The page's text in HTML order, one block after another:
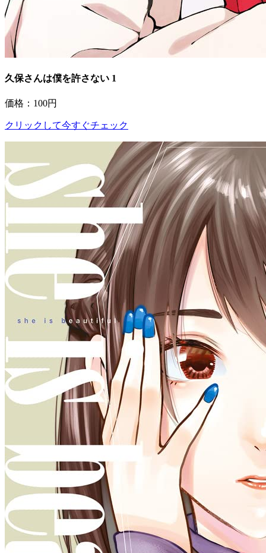
久保さんは僕を許さない 1
価格：100円
クリックして今すぐチェック